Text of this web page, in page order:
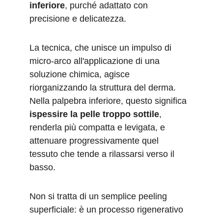
inferiore, purché adattato con
precisione e delicatezza.
La tecnica, che unisce un impulso di
micro-arco all'applicazione di una
soluzione chimica, agisce
riorganizzando la struttura del derma.
Nella palpebra inferiore, questo significa
ispessire la pelle troppo sottile,
renderla più compatta e levigata, e
attenuare progressivamente quel
tessuto che tende a rilassarsi verso il
basso.
Non si tratta di un semplice peeling
superficiale: è un processo rigenerativo